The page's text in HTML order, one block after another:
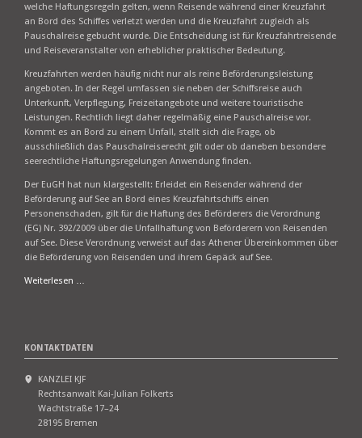
welche Haftungsregeln gelten, wenn Reisende während einer Kreuzfahrt
an Bord des Schiffes verletzt werden und die Kreuzfahrt zugleich als
Pauschalreise gebucht wurde. Die Entscheidung ist für Kreuzfahrtreisende
und Reiseveranstalter von erheblicher praktischer Bedeutung.
Kreuzfahrten werden häufig nicht nur als reine Beförderungsleistung
angeboten. In der Regel umfassen sie neben der Schiffsreise auch
Unterkunft, Verpflegung, Freizeitangebote und weitere touristische
Leistungen. Rechtlich liegt daher regelmäßig eine Pauschalreise vor.
Kommt es an Bord zu einem Unfall, stellt sich die Frage, ob
ausschließlich das Pauschalreiserecht gilt oder ob daneben besondere
seerechtliche Haftungsregelungen Anwendung finden.
Der EuGH hat nun klargestellt: Erleidet ein Reisender während der
Beförderung auf See an Bord eines Kreuzfahrtschiffs einen
Personenschaden, gilt für die Haftung des Beförderers die Verordnung
(EG) Nr. 392/2009 über die Unfallhaftung von Beförderern von Reisenden
auf See. Diese Verordnung verweist auf das Athener Übereinkommen über
die Beförderung von Reisenden und ihrem Gepäck auf See.
Weiterlesen …
Kreuzfahrt-
KONTAKTDATEN
KANZLEI KJF
Rechtsanwalt Kai-Julian Folkerts
Wachtstraße 17–24
28195 Bremen